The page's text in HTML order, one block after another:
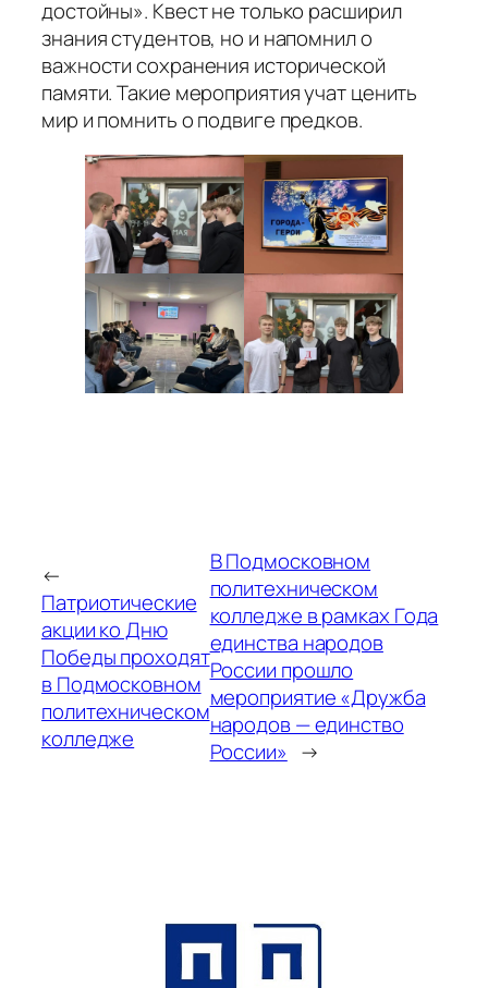
достойны». Квест не только расширил
знания студентов, но и напомнил о
важности сохранения исторической
памяти. Такие мероприятия учат ценить
мир и помнить о подвиге предков.
←
Патриотические
акции ко Дню
Победы проходят
в Подмосковном
политехническом
колледже
В Подмосковном
политехническом
колледже в рамках Года
единства народов
России прошло
мероприятие «Дружба
народов — единство
России» →